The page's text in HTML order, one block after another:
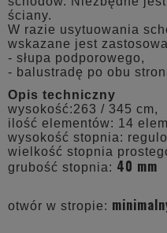
ściany.
W razie usytuowania
wskazane jest
- słupa podporowego,
- balustradę po obu
Opis techniczny
wysokość:263 / 345 cm,
ilość elementów: 14
wysokość stopnia:
wielkość stopnia
grubość stopnia: 40 mm
otwór w stropie: